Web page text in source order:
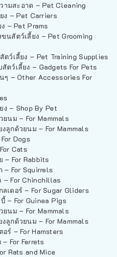
มสะอาด – Pet Cleaning
ง – Pet Carriers
– Pet Prams
นสัตว์เลี้ยง – Pet Grooming
ตว์เลี้ยง – Pet Training Supplies
ตว์เลี้ยง – Gadgets For Pets
ๆ – Other Accessories For
ง – Shop By Pet
นม – For Mammals
ลูกด้วยนม – For Mammals
Dogs
Cats
– For Rabbits
– For Squirrels
For Chinchillas
เดอร์ – For Sugar Gliders
– For Guinea Pigs
นม – For Mammals
ลูกด้วยนม – For Mammals
ร์ – For Hamsters
– For Ferrets
Rats and Mice